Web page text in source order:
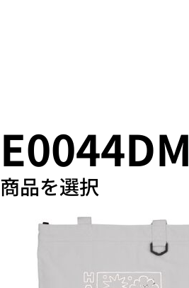
E0044DM
商品を選択